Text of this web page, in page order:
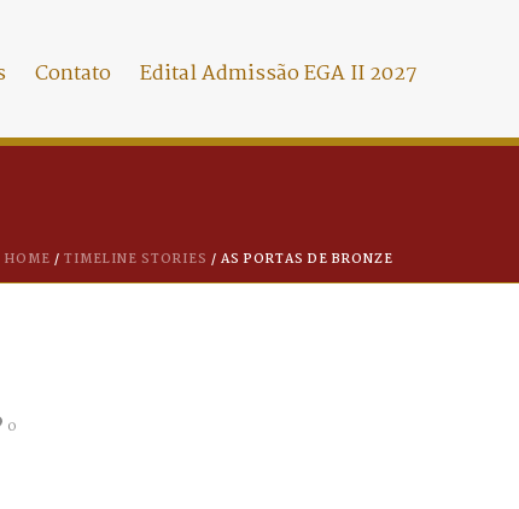
Contato Edital Admissão EGA II 2027
HOME / TIMELINE STORIES / AS PORTAS DE BRONZE
0